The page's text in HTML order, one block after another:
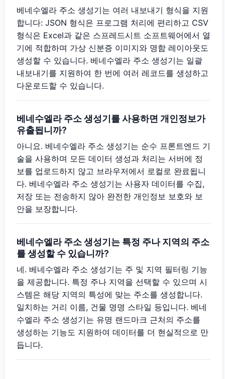
베네수엘라 주소 생성기는 여러 내보내기 형식을 지원
합니다: JSON 형식은 프로그램 처리에 편리하고 CSV
형식은 Excel과 같은 스프레드시트 소프트웨어에서 열
기에 적합하며 가상 신분증 이미지와 명함 레이아웃도
생성할 수 있습니다. 베네수엘라 주소 생성기는 일괄
내보내기를 지원하여 한 번에 여러 레코드를 생성하고
다운로드할 수 있습니다.
베네수엘라 주소 생성기를 사용하면 개인정보가
유출됩니까?
아니요. 베네수엘라 주소 생성기는 순수 프론트엔드 기
술을 사용하며 모든 데이터 생성과 처리는 서버에 정
보를 업로드하지 않고 브라우저에서 로컬로 완료됩니
다. 베네수엘라 주소 생성기는 사용자 데이터를 수집,
저장 또는 전송하지 않아 완전한 개인정보 보호와 보
안을 보장합니다.
베네수엘라 주소 생성기는 특정 주나 지역의 주소
를 생성할 수 있습니까?
네. 베네수엘라 주소 생성기는 주 및 지역 필터링 기능
을 제공합니다. 특정 주나 지역을 선택할 수 있으며 시
스템은 해당 지역의 특성에 맞는 주소를 생성합니다.
일치하는 거리 이름, 건물 명명 스타일 등입니다. 베네
수엘라 주소 생성기는 유명 랜드마크 근처의 주소를
생성하는 기능도 지원하여 데이터를 더 현실적으로 만
듭니다.